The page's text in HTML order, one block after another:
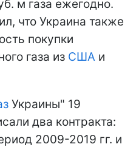
м газа ежегодно.
что Украина также
покупки
газа из США и
Украины" 19
два контракта:
2009-2019 гг. и